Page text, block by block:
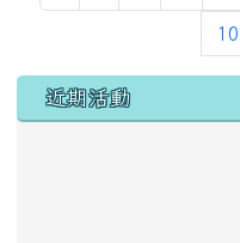
10
左邊區域內容
近期活動